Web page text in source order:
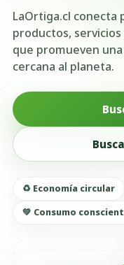
LaOrtiga.cl conecta
productos,
que promueven
cercana al planeta.
♻️ Economía circular
💚 Consumo